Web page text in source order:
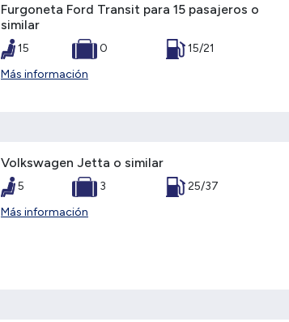
Furgoneta Ford Transit para 15 pasajeros o
similar
15 0
15/21
Más información
Volkswagen Jetta o similar
5 3
25/37
Más información